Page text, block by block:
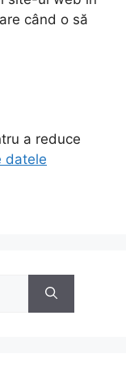
când o să
a reduce
datele